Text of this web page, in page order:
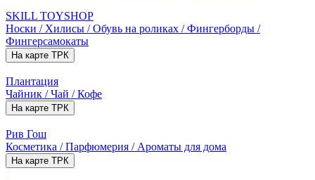
SKILL TOYSHOP
Носки / Хилисы / Обувь на роликах / Фингерборды /
Фингерсамокаты
На карте ТРК
Плантация
Чайник / Чай / Кофе
На карте ТРК
Рив Гош
Косметика / Парфюмерия / Ароматы для дома
На карте ТРК